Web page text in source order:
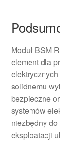
Moduł BSM
element dla
solidnemu
bezpieczne
systemów
niezbędny do
eksploatacji